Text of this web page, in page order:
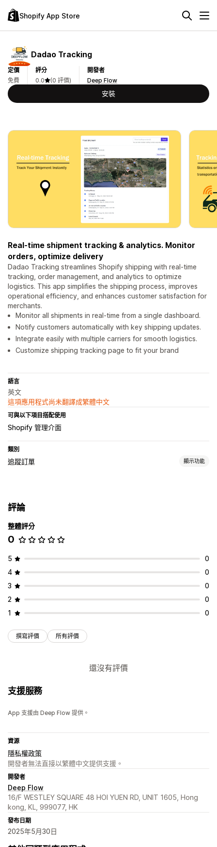
Shopify App Store
Dadao Tracking
定價
免費
評分
0.0
(0 評價)
開發者
Deep Flow
安裝
Real-time shipment tracking & analytics. Monitor
orders, optimize delivery
Dadao Tracking streamlines Shopify shipping with real-time
tracking, order management, and analytics to optimize
logistics. This app simplifies the shipping process, improves
operational efficiency, and enhances customer satisfaction for
merchants.
Monitor all shipments in real-time from a single dashboard.
Notify customers automatically with key shipping updates.
Integrate easily with multiple carriers for smooth logistics.
Customize shipping tracking page to fit your brand
語言
英文
這項應用程式尚未翻譯成繁體中文
可與以下項目搭配使用
Shopify 管理介面
類別
追蹤訂單 顯示功能
多家貨運業者
通知
電子郵件 即時通知
評論
整體評分
0
5
0
4
0
3
0
2
0
1
0
撰寫評價 所有評價
還沒有評價
支援服務
App 支援由 Deep Flow 提供。
資源
隱私權政策
開發者無法直接以繁體中文提供支援。
開發者
Deep Flow
16/F WESTLEY SQUARE 48 HOI YUEN RD, UNIT 1605, Hong
kong, KL, 999077, HK
發布日期
2025年5月30日